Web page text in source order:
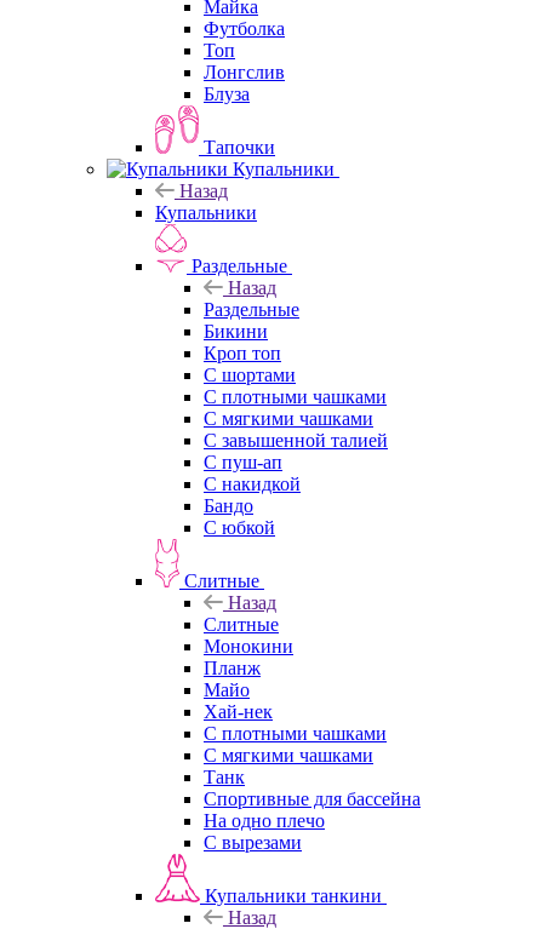
Майка
Футболка
Топ
Лонгслив
Блуза
Тапочки
Купальники
Назад
Купальники
Раздельные
Назад
Раздельные
Бикини
Кроп топ
С шортами
С плотными чашками
С мягкими чашками
С завышенной талией
С пуш-ап
С накидкой
Бандо
С юбкой
Слитные
Назад
Слитные
Монокини
Планж
Майо
Хай-нек
С плотными чашками
С мягкими чашками
Танк
Спортивные для бассейна
На одно плечо
С вырезами
Купальники танкини
Назад